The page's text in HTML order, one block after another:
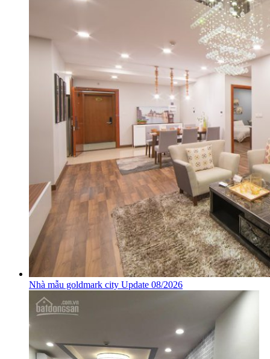
Nhà mẫu goldmark city Update 08/2026